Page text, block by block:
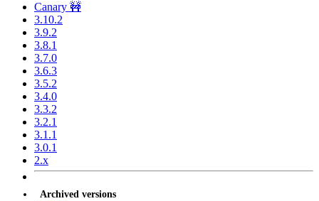
Canary 🚧
3.10.2
3.9.2
3.8.1
3.7.0
3.6.3
3.5.2
3.4.0
3.3.2
3.2.1
3.1.1
3.0.1
2.x
Archived versions